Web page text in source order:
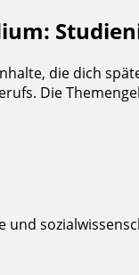
die dich
Die
und